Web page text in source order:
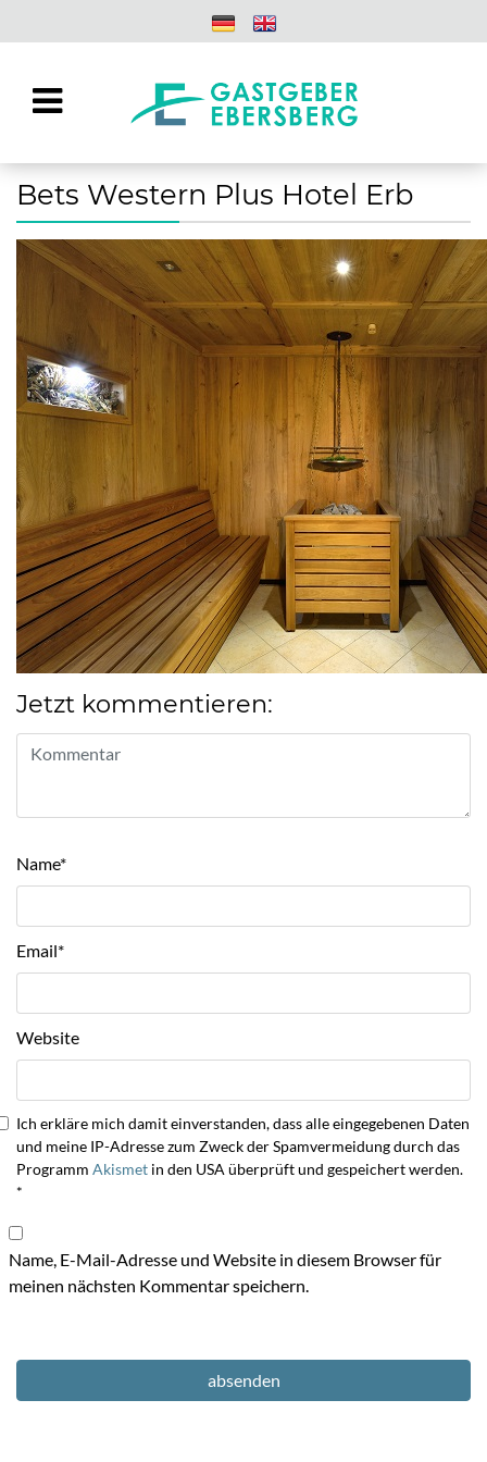
Bets Western Plus Hotel Erb
Jetzt kommentieren:
Name*
Email*
Website
Ich erkläre mich damit einverstanden, dass alle eingegebenen Daten
und meine IP-Adresse zum Zweck der Spamvermeidung durch das
Programm Akismet in den USA überprüft und gespeichert werden.
*
Name, E-Mail-Adresse und Website in diesem Browser für
meinen nächsten Kommentar speichern.